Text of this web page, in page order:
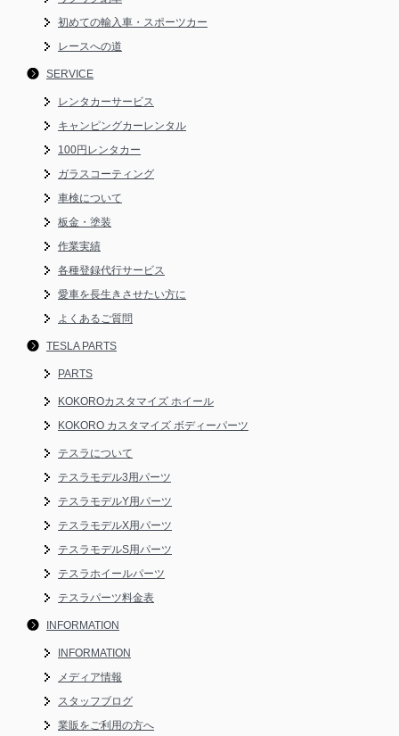
初めての輸入車・スポーツカー
レースへの道
SERVICE
レンタカーサービス
キャンピングカーレンタル
100円レンタカー
ガラスコーティング
車検について
板金・塗装
作業実績
各種登録代行サービス
愛車を長生きさせたい方に
よくあるご質問
TESLA PARTS
PARTS
KOKOROカスタマイズ ホイール
KOKORO カスタマイズ ボディーパーツ
テスラについて
テスラモデル3用パーツ
テスラモデルY用パーツ
テスラモデルX用パーツ
テスラモデルS用パーツ
テスラホイールパーツ
テスラパーツ料金表
INFORMATION
INFORMATION
メディア情報
スタッフブログ
業販をご利用の方へ